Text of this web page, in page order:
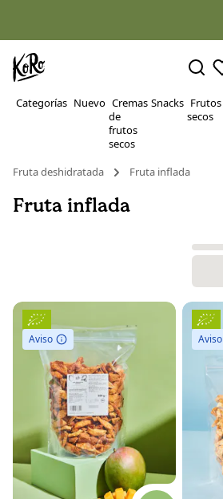
Categorías Nuevo Cremas
de
frutos
secos
Snacks Frutos
secos
Fruta deshidratada Fruta inflada
Fruta inflada
Aviso Aviso